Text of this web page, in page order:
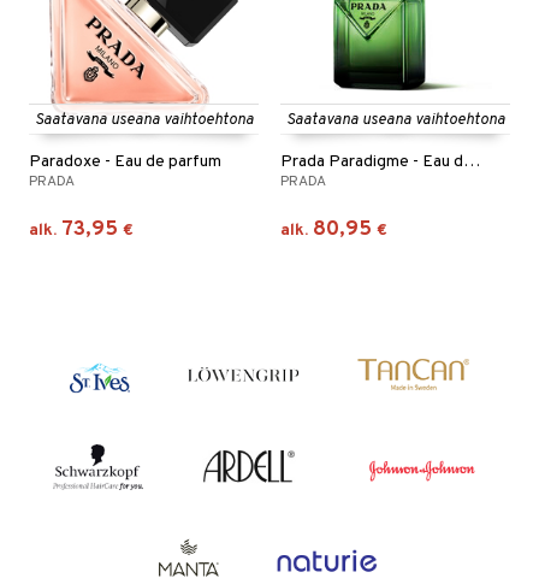
Saatavana useana vaihtoehtona
Paradoxe - Eau de parfum
PRADA
alk. 73,95 €
Saatavana useana vaihtoehtona
Prada Paradigme - Eau de parfum
PRADA
alk. 80,95 €